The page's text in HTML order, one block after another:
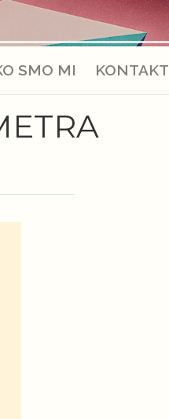
SMO MI KONTAKT